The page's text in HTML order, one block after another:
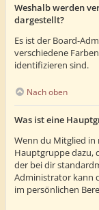
Weshalb werden
dargestellt?
Es ist der Board-
verschiedene
identifizieren sind.
Nach oben
Was ist eine
Wenn du Mitglied in
Hauptgruppe dazu,
der bei dir
Administrator kann
im persönlichen